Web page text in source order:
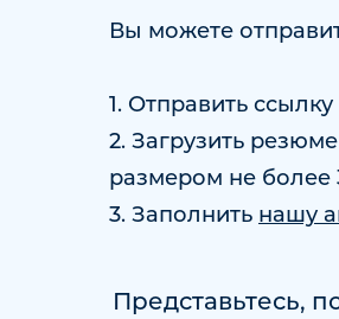
Вы можете
1. Отправить
2. Загрузить
размером не
3. Заполнить нашу
Представьтесь,